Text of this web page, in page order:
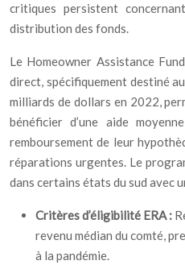
critiques persistent
distribution des fonds.
Le Homeowner Assistance
direct, spécifiquement destiné
milliards de dollars en 2022,
bénéficier d’une aide
remboursement de leur
réparations urgentes. Le
dans certains états du sud avec
Critères d’éligibilité ERA :
revenu médian du comté,
à la pandémie.